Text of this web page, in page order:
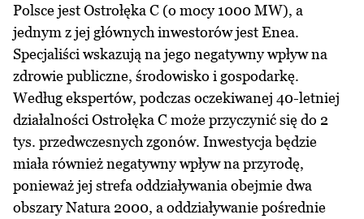
Polsce jest Ostrołęka C (o mocy 1000 MW), a
jednym z jej głównych inwestorów jest Enea.
Specjaliści wskazują na jego negatywny wpływ na
zdrowie publiczne, środowisko i gospodarkę.
Według ekspertów, podczas oczekiwanej 40-letniej
działalności Ostrołęka C może przyczynić się do 2
tys. przedwczesnych zgonów. Inwestycja będzie
miała również negatywny wpływ na przyrodę,
ponieważ jej strefa oddziaływania obejmie dwa
obszary Natura 2000, a oddziaływanie pośrednie